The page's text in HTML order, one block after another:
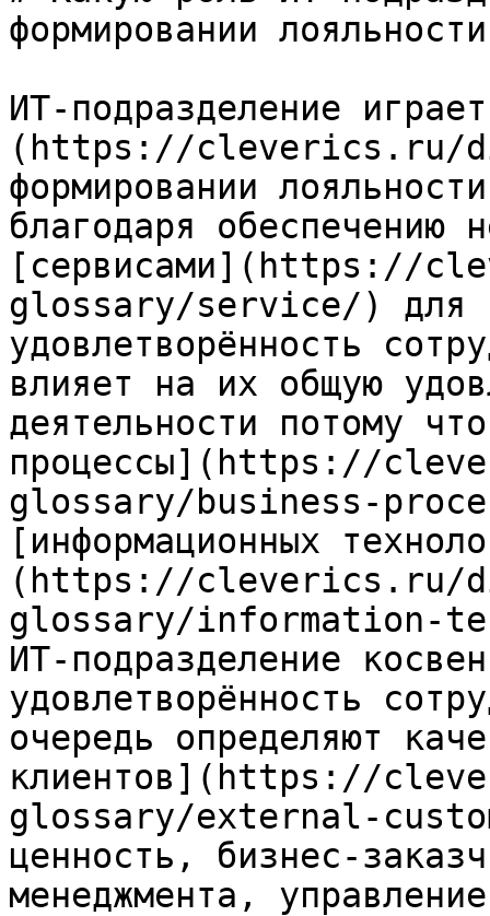
формировании
ИТ-подразделение
(https://cleverics.ru/
формировании
благодаря обеспечению
[сервисами](https://
glossary/service/) для
удовлетворённость
влияет на их общую
деятельности потому
процессы](https://
glossary/business-
[информационных
(https://cleverics.ru/
glossary/information-
ИТ-подразделение
удовлетворённость
очередь определяют
клиентов](https://
glossary/external-
ценность, бизнес-
менеджмента,